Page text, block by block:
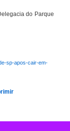
do Parque
sp-apos-cair-em-